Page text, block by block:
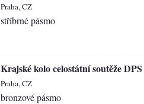
Praha, CZ
stříbrné pásmo
Krajské kolo celostátní soutěže DPS
Praha, CZ
bronzové pásmo